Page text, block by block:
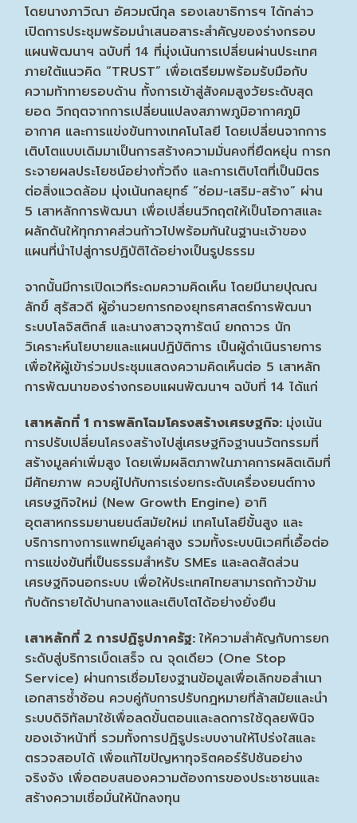
โดยนางภาวิณา อัศวมณีกุล รองเลขาธิการฯ ได้กล่าว
เปิดการประชุมพร้อมนำเสนอสาระสำคัญของร่างกรอบ
แผนพัฒนาฯ ฉบับที่ 14 ที่มุ่งเน้นการเปลี่ยนผ่านประเทศ
ภายใต้แนวคิด “TRUST” เพื่อเตรียมพร้อมรับมือกับ
ความท้าทายรอบด้าน ทั้งการเข้าสู่สังคมสูงวัยระดับสุด
ยอด วิกฤตจากการเปลี่ยนแปลงสภาพภูมิอากาศภูมิ
อากาศ และการแข่งขันทางเทคโนโลยี โดยเปลี่ยนจากการ
เติบโตแบบเดิมมาเป็นการสร้างความมั่นคงที่ยืดหยุ่น การก
ระจายผลประโยชน์อย่างทั่วถึง และการเติบโตที่เป็นมิตร
ต่อสิ่งแวดล้อม มุ่งเน้นกลยุทธ์ “ซ่อม-เสริม-สร้าง” ผ่าน
5 เสาหลักการพัฒนา เพื่อเปลี่ยนวิกฤตให้เป็นโอกาสและ
ผลักดันให้ทุกภาคส่วนก้าวไปพร้อมกันในฐานะเจ้าของ
แผนที่นำไปสู่การปฏิบัติได้อย่างเป็นรูปธรรม
จากนั้นมีการเปิดเวทีระดมความคิดเห็น โดยมีนายปุณณ
ลักขิ์ สุรัสวดี ผู้อำนวยการกองยุทธศาสตร์การพัฒนา
ระบบโลจิสติกส์ และนางสาวจุฑารัตน์ ยกถาวร นัก
วิเคราะห์นโยบายและแผนปฏิบัติการ เป็นผู้ดำเนินรายการ
เพื่อให้ผู้เข้าร่วมประชุมแสดงความคิดเห็นต่อ 5 เสาหลัก
การพัฒนาของร่างกรอบแผนพัฒนาฯ ฉบับที่ 14 ได้แก่
เสาหลักที่1 การพลิกโฉมโครงสร้างเศรษฐกิจ: มุ่งเน้น
การปรับเปลี่ยนโครงสร้างไปสู่เศรษฐกิจฐานนวัตกรรมที่
สร้างมูลค่าเพิ่มสูง โดยเพิ่มผลิตภาพในภาคการผลิตเดิมที่
มีศักยภาพ ควบคู่ไปกับการเร่งยกระดับเครื่องยนต์ทาง
เศรษฐกิจใหม่ (New Growth Engine) อาทิ
อุตสาหกรรมยานยนต์สมัยใหม่ เทคโนโลยีขั้นสูง และ
บริการทางการแพทย์มูลค่าสูง รวมทั้งระบบนิเวศที่เอื้อต่อ
การแข่งขันที่เป็นธรรมสำหรับ SMEs และลดสัดส่วน
เศรษฐกิจนอกระบบ เพื่อให้ประเทศไทยสามารถก้าวข้าม
กับดักรายได้ปานกลางและเติบโตได้อย่างยั่งยืน
เสาหลักที่ 2 การปฏิรูปภาครัฐ:ให้ความสำคัญกับการยก
ระดับสู่บริการเบ็ดเสร็จ ณ จุดเดียว (One Stop
Service) ผ่านการเชื่อมโยงฐานข้อมูลเพื่อเลิกขอสำเนา
เอกสารซ้ำซ้อน ควบคู่กับการปรับกฎหมายที่ล้าสมัยและนำ
ระบบดิจิทัลมาใช้เพื่อลดขั้นตอนและลดการใช้ดุลยพินิจ
ของเจ้าหน้าที่ รวมทั้งการปฏิรูประบบงานให้โปร่งใสและ
ตรวจสอบได้ เพื่อแก้ไขปัญหาทุจริตคอร์รัปชันอย่าง
จริงจัง เพื่อตอบสนองความต้องการของประชาชนและ
สร้างความเชื่อมั่นให้นักลงทุน